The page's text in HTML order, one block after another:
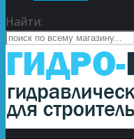
Найти: